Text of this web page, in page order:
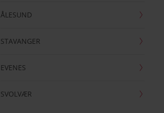
ÅLESUND
STAVANGER
EVENES
SVOLVÆR